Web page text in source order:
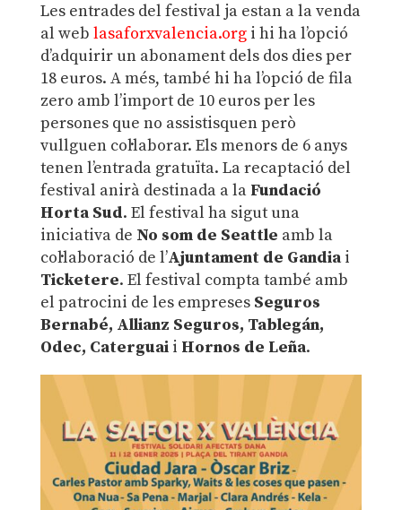
Les entrades del festival ja estan a la venda
al web lasaforxvalencia.orgi hi ha l’opció
d’adquirir un abonament dels dos dies per
18 euros. A més, també hi ha l’opció de fila
zero amb l’import de 10 euros per les
persones que no assistisquen però
vullguen col·laborar. Els menors de 6 anys
tenen l’entrada gratuïta. La recaptació del
festival anirà destinada a la Fundació
Horta Sud. El festival ha sigut una
iniciativa de No som de Seattle amb la
col·laboració de l’Ajuntament de Gandiai
Ticketere. El festival compta també amb
el patrocini de les empreses Seguros
Bernabé, Allianz Seguros, Tablegán,
Odec, Caterguaii Hornos de Leña.